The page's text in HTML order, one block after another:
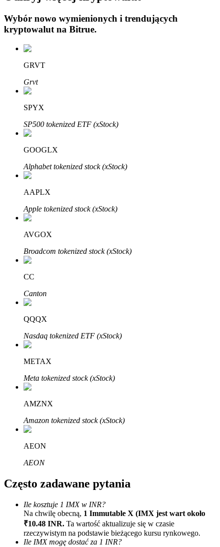
Zdobądź długoterminowy zysk i elastyczne zainteresowania
Naucz się stakingu
Dowiedz się, jak uzyskać dochód pasywny
Bitrue
Bitruści Partnerzy
Afiliaci Bitrue
Aż do 65% prowizji!
Polecaj
Zaproś przyjaciela, aby otrzymać nagrody pieniężne
Wybór nowo wymienionych i trendujących
kryptowalut na Bitrue.
GRVT
Grvt
SPYX
SP500 tokenized ETF (xStock)
GOOGLX
Alphabet tokenized stock (xStock)
AAPLX
Apple tokenized stock (xStock)
AVGOX
Broadcom tokenized stock (xStock)
CC
Canton
QQQX
Nasdaq tokenized ETF (xStock)
METAX
Meta tokenized stock (xStock)
AMZNX
Amazon tokenized stock (xStock)
AEON
AEON
Często zadawane pytania
Ile kosztuje 1 IMX w INR?
Na chwilę obecną, 1 Immutable X (IMX jest wart około
₹10.48 INR. Ta wartość aktualizuje się w czasie
rzeczywistym na podstawie bieżącego kursu rynkowego.
Ile IMX mogę dostać za 1 INR?